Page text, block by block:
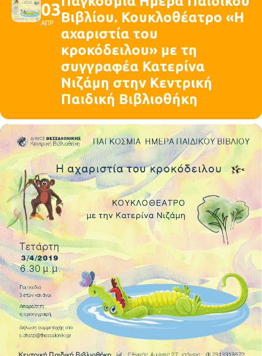
03
ΑΠΡ
Βιβλίου. Κουκλοθέατρο «Η
αχαριστία του
κροκόδειλου» με τη
συγγραφέα Κατερίνα
Νιζάμη στην Κεντρική
Παιδική Βιβλιοθήκη